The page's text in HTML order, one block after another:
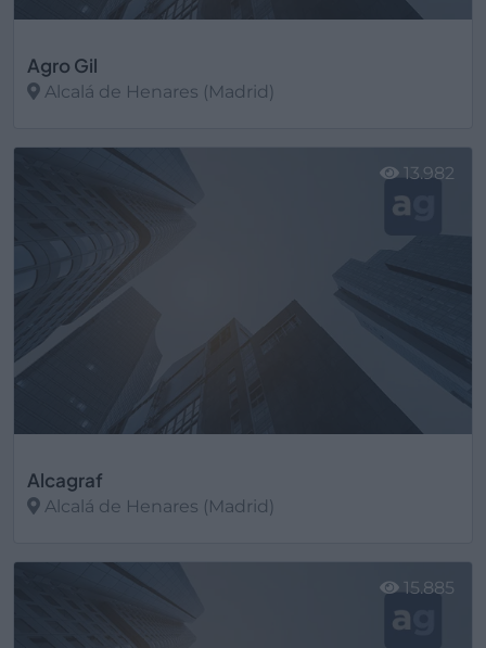
Agro Gil
Alcalá de Henares (Madrid)
Alcagraf
Alcalá de Henares (Madrid)
13.982
15.885